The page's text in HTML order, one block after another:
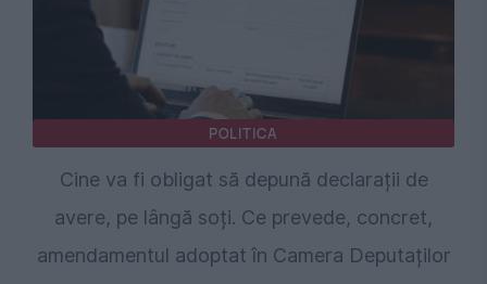
POLITICA
Cine va fi obligat să depună declarații de
avere, pe lângă soți. Ce prevede, concret,
amendamentul adoptat în Camera Deputaților